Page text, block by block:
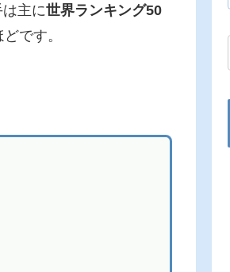
主に世界ランキング50
です。